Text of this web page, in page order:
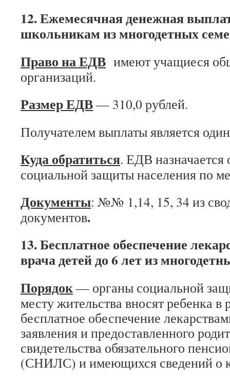
12. Ежемесячная денежная
школьникам из многодетных
Право на ЕДВ имеют учащиеся
организаций.
Размер ЕДВ— 310,0 рублей.
Получателем выплаты является
Куда обратиться. ЕДВ назначается
социальной защиты населения по
Документы: №№ 1,14, 15, 34 из
документов.
13. Бесплатное обеспечение
врача детей до 6 лет из
Порядок— органы социальной
месту жительства вносят ребенка в
бесплатное обеспечение
заявления и предоставленного
свидетельства обязательного
(СНИЛС) и имеющихся сведений о